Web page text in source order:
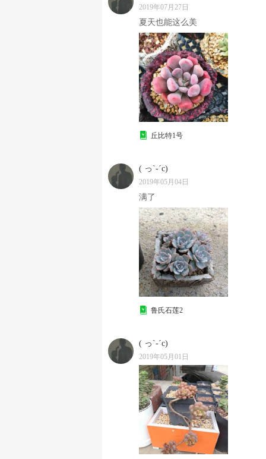
2019年07月27日
夏天也能这么美
丘比特1号
( っ`-´c)
2019年05月04日
满了
鲁氏石莲2
( っ`-´c)
2019年05月01日